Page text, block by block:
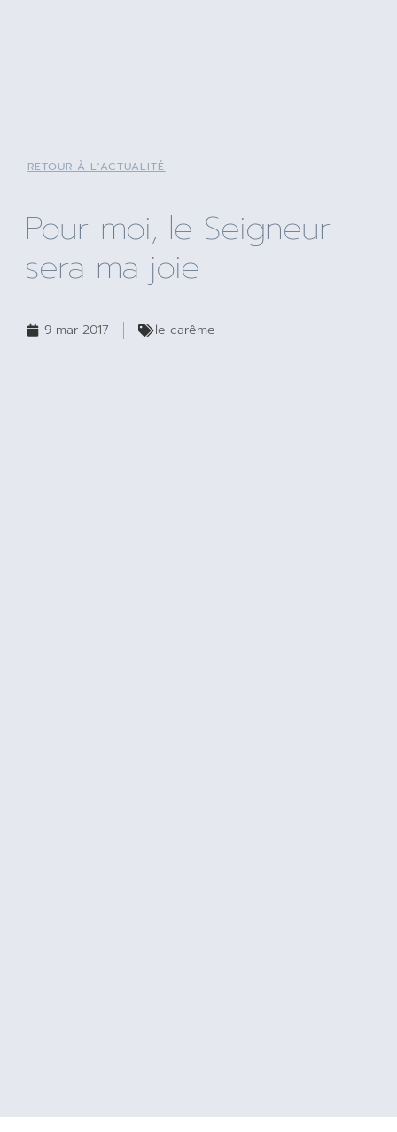
RETOUR À L'ACTUALITÉ
Pour moi, le Seigneur
sera ma joie
9 mar 2017 le carême